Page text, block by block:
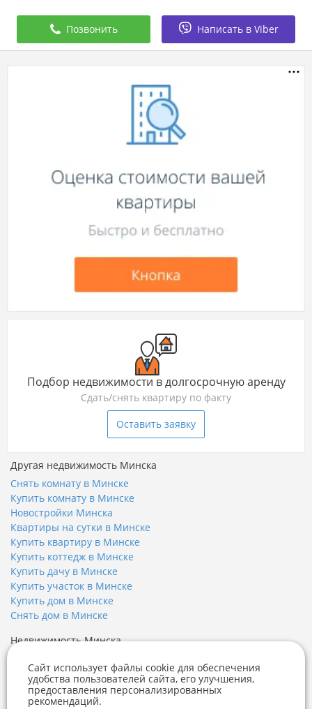
Позвонить Написать в Viber
Подбор недвижимости в долгосрочную аренду
Сдать/снять квартиру по факту
Оставить заявку
Другая недвижимость Минска
Снять комнату в Минске
Купить комнату в Минске
Новостройки Минска
Квартиры на сутки в Минске
Купить квартиру в Минске
Купить коттедж в Минске
Купить дачу в Минске
Купить участок в Минске
Купить дом в Минске
Снять дом в Минске
Недвижимость Минска
Купить квартиру в новостройке
Купить дом
Купить коттедж
Сайт использует файлы cookie для обеспечения
удобства пользователей сайта, его улучшения,
предоставления персонализированных
рекомендаций.